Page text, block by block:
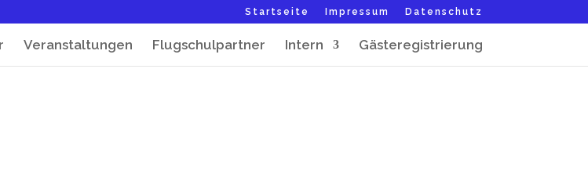
Startseite Impressum Datenschutz
Veranstaltungen Flugschulpartner Intern Gästeregistrierung